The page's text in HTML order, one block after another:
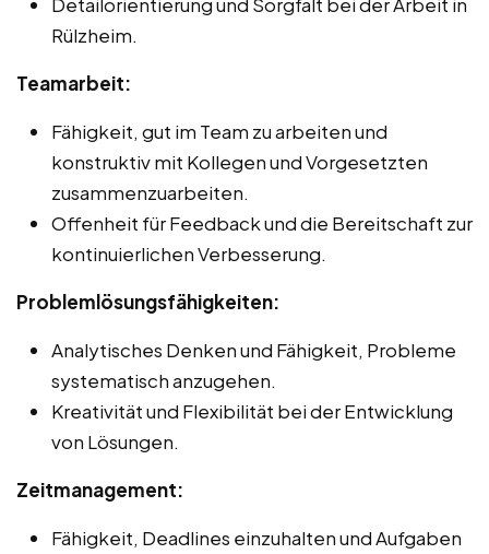
Rülzheim.
Teamarbeit:
Fähigkeit, gut im Team zu arbeiten und
konstruktiv mit Kollegen und Vorgesetzten
zusammenzuarbeiten.
Offenheit für Feedback und die Bereitschaft zur
kontinuierlichen Verbesserung.
Problemlösungsfähigkeiten:
Analytisches Denken und Fähigkeit, Probleme
systematisch anzugehen.
Kreativität und Flexibilität bei der Entwicklung
von Lösungen.
Zeitmanagement:
Fähigkeit, Deadlines einzuhalten und Aufgaben